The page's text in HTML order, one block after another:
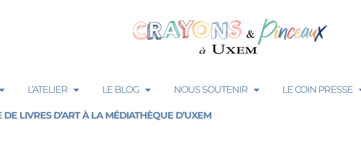
L’ATELIER LE BLOG NOUS SOUTENIR LE COIN PRESSE
DE LIVRES D’ART À LA MÉDIATHÈQUE D’UXEM